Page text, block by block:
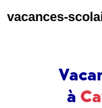
vacances-
à